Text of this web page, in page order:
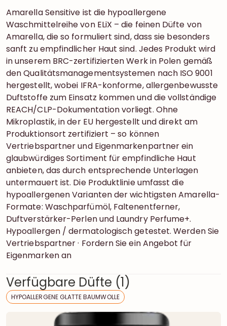
Amarella Sensitive ist die hypoallergene
Waschmittelreihe von ELiX – die feinen Düfte von
Amarella, die so formuliert sind, dass sie besonders
sanft zu empfindlicher Haut sind. Jedes Produkt wird
in unserem BRC-zertifizierten Werk in Polen gemäß
den Qualitätsmanagementsystemen nach ISO 9001
hergestellt, wobei IFRA-konforme, allergenbewusste
Duftstoffe zum Einsatz kommen und die vollständige
REACH/CLP-Dokumentation vorliegt. Ohne
Mikroplastik, in der EU hergestellt und direkt am
Produktionsort zertifiziert – so können
Vertriebspartner und Eigenmarkenpartner ein
glaubwürdiges Sortiment für empfindliche Haut
anbieten, das durch entsprechende Unterlagen
untermauert ist. Die Produktlinie umfasst die
hypoallergenen Varianten der wichtigsten Amarella-
Formate: Waschparfümöl, Faltenentferner,
Duftverstärker-Perlen und Laundry Perfume+.
Hypoallergen / dermatologisch getestet. Werden Sie
Vertriebspartner · Fordern Sie ein Angebot für
Eigenmarken an
Verfügbare Düfte (1)
HYPOALLERGENE GLATTE BAUMWOLLE